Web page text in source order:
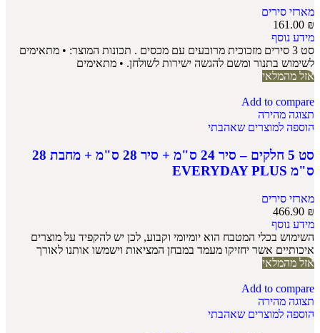
מארזי סירים
161.00 ₪
מידע נוסף
סט 3 סירים מזכוכית מרובעים עם מכסים . תכונות המוצר: • מתאימים
לשימוש בתנור ומשם להגשה ישירות לשולחן. • מתאימים
אזל מהמלאי
Add to compare
תצוגה מהירה
הוספה למוצרים שאהבתי
סט 5 חלקים – סיר 24 ס"מ + סיר 28 ס"מ + מחבת 28
ס"מ EVERYDAY PLUS
מארזי סירים
466.90 ₪
מידע נוסף
השימוש בכלי המטבח הוא יומיומי וקבוע, לכן יש להקפיד על מוצרים
איכותיים אשר יחזיקו מעמד במבחן המציאות וישמשו אותנו לאורך
אזל מהמלאי
Add to compare
תצוגה מהירה
הוספה למוצרים שאהבתי